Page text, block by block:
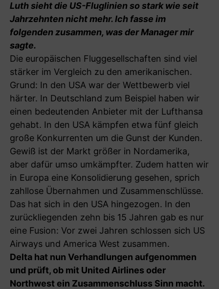
Luth sieht die US-Fluglinien so stark wie seit
Jahrzehnten nicht mehr. Ich fasse im
folgenden zusammen, was der Manager mir
sagte.
Die europäischen Fluggesellschaften sind viel
stärker im Vergleich zu den amerikanischen.
Grund: In den USA war der Wettbewerb viel
härter. In Deutschland zum Beispiel haben wir
einen bedeutenden Anbieter mit der Lufthansa
gehabt. In den USA kämpfen etwa fünf gleich
große Konkurrenten um die Gunst der Kunden.
Gewiß ist der Markt größer in Nordamerika,
aber dafür umso umkämpfter. Zudem hatten wir
in Europa eine Konsolidierung gesehen, sprich
zahllose Übernahmen und Zusammenschlüsse.
Das hat sich in den USA hingezogen. In den
zurückliegenden zehn bis 15 Jahren gab es nur
eine Fusion: Vor zwei Jahren schlossen sich US
Airways und America West zusammen.
Delta hat nun Verhandlungen aufgenommen
und prüft, ob mit United Airlines oder
Northwest ein Zusammenschluss Sinn macht.